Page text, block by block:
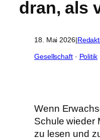
dran, als
18. Mai 2026|
Gesellschaft · Politik
Wenn
Schule wieder
zu lesen und